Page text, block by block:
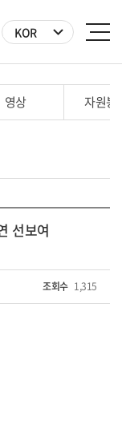
KOR
영상 자원봉
선보여
조회수 1,315